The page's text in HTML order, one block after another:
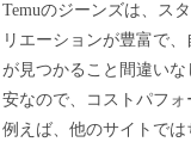
Temuのジーンズは、ス
リエーションが豊富で
が見つかること間違い
安なので、コストパフォ
例えば、他のサイトで